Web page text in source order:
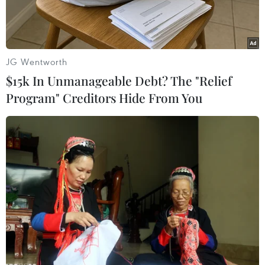
Phố Hàng Mã rực rỡ sắc màu Trung thu. (Ảnh: Khánh
Hòa/TTXVN)
Theo thông lệ hằng năm, xung quanh khu vực
các tuyến Phố cổ ở Hà Nội thu hút rất đông
người dân, du khách đến thưởng thức không
JG Wentworth
$15k In Unmanageable Debt? The "Relief
Program" Creditors Hide From You